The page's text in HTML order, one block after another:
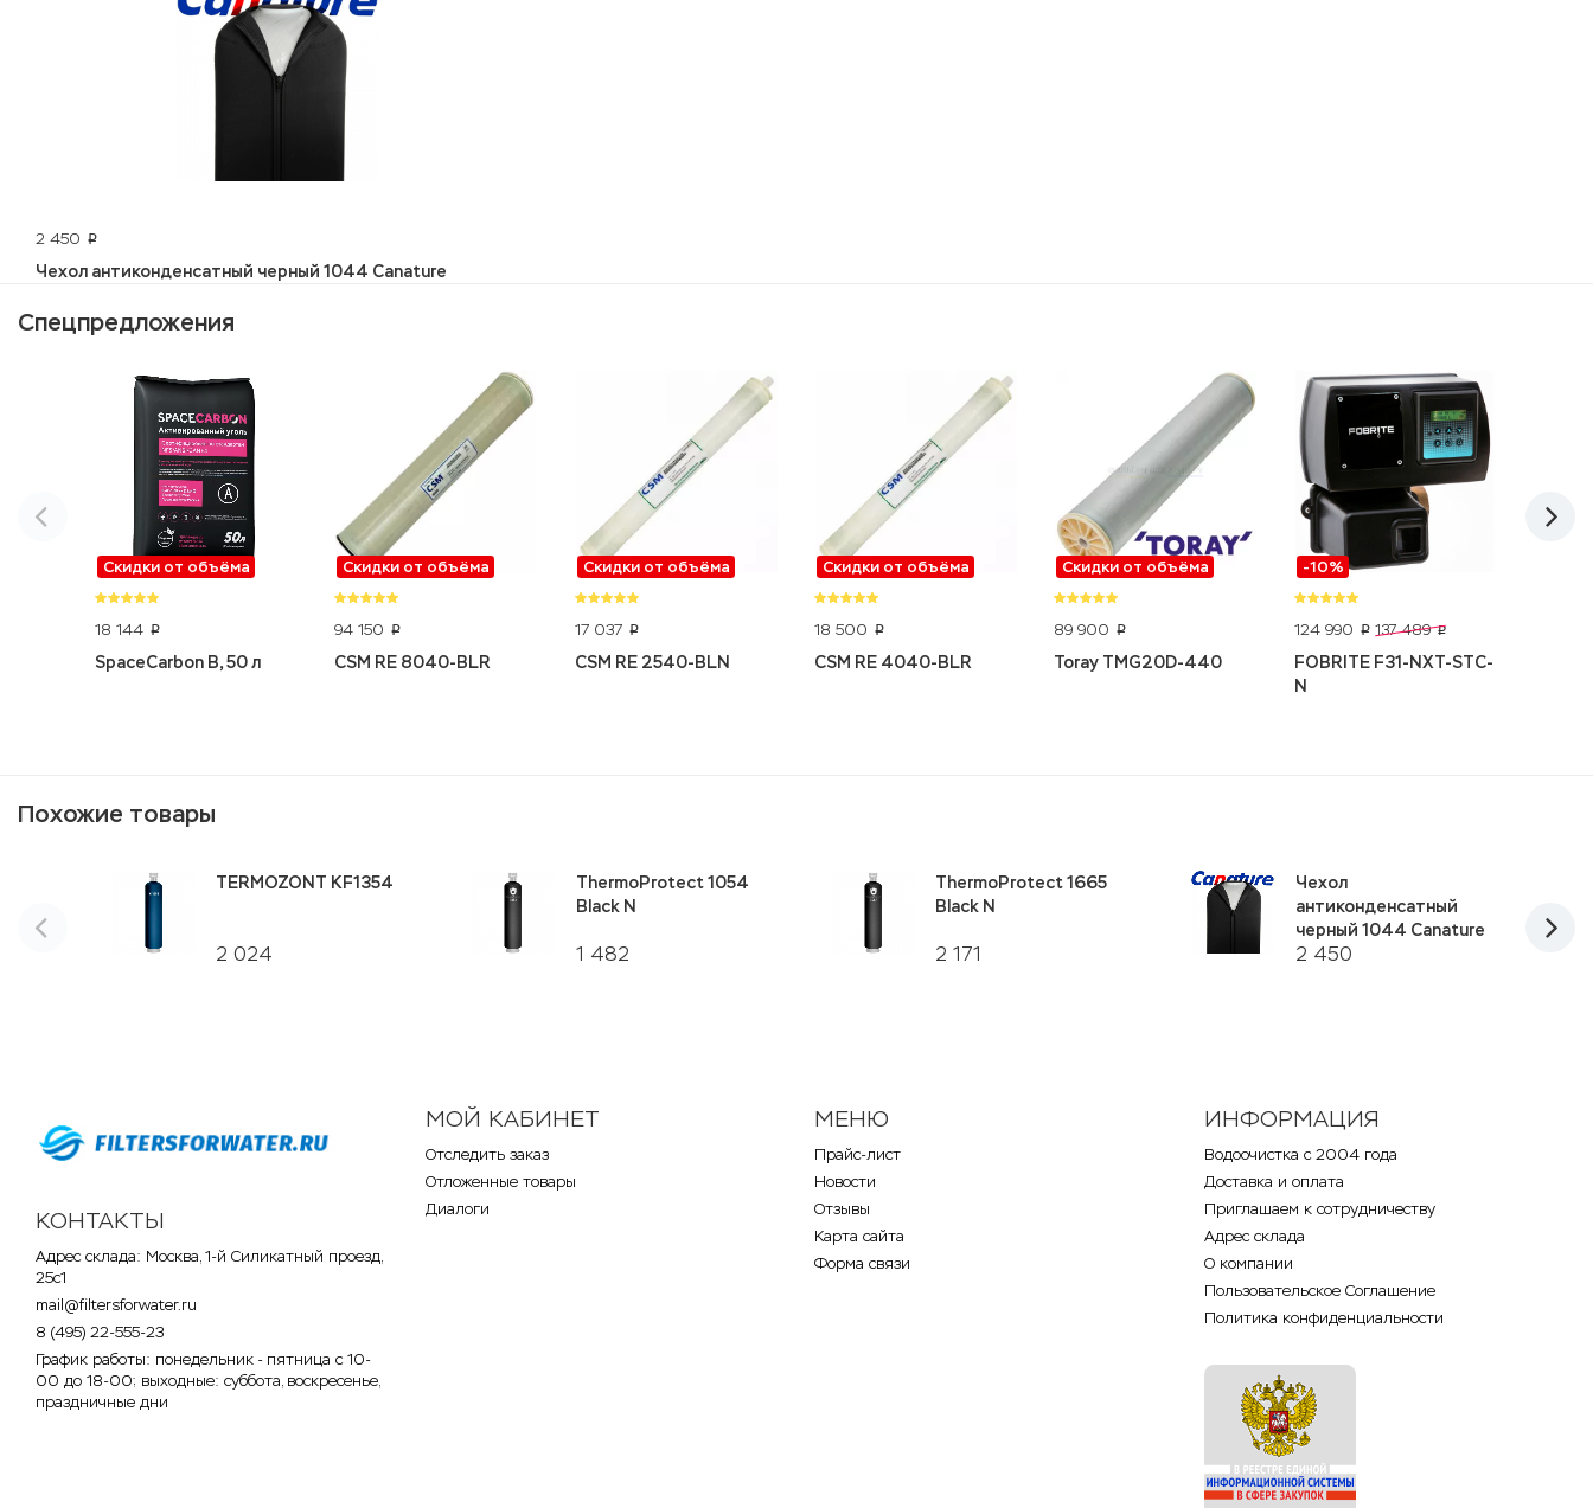
2 450 p
Чехол антиконденсатный черный 1044 Canature
Спецпредложения
Скидки от объёма
18 144 p
SpaceCarbon B, 50 л
Скидки от объёма
94 150 p
CSM RE 8040-BLR
Скидки от объёма
17 037 p
CSM RE 2540-BLN
Скидки от объёма
18 500 p
CSM RE 4040-BLR
Скидки от объёма
89 900 p
Toray TMG20D-440
-10%
124 990 p 137 489 p
FOBRITE F31-NXT-STC-
N
Похожие товары
2 024
TERMOZONT KF1354
1 482
ThermoProtect 1054
Black N
2 171
ThermoProtect 1665
Black N
2 450
Чехол
антиконденсатный
черный 1044 Canature
КОНТАКТЫ
Адрес склада: Москва, 1-й Силикатный проезд,
25с1
mail@filtersforwater.ru
8 (495) 22-555-23
График работы: понедельник - пятница с 10-
00 до 18-00; выходные: суббота, воскресенье,
праздничные дни
МОЙ КАБИНЕТ
Отследить заказ
Отложенные товары
Диалоги
МЕНЮ
Прайс-лист
Новости
Отзывы
Карта сайта
Форма связи
ИНФОРМАЦИЯ
Водоочистка с 2004 года
Доставка и оплата
Приглашаем к сотрудничеству
Адрес склада
О компании
Пользовательское Соглашение
Политика конфиденциальности